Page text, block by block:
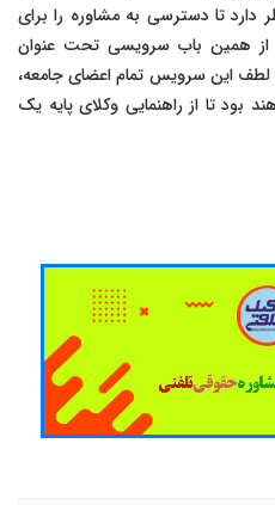
تا دسترسی به مشاوره را برای
از همین باب سرویسی تحت عنوان
لطف این سرویس تمام اعضای جامعه،
بود تا از راهنمایی وکلای پایه یک